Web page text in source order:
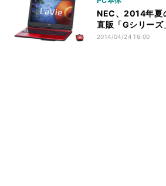
NEC、2014年夏
直販「Gシリー
2014/04/24 16:00